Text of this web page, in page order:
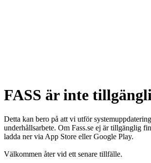
FASS är inte
Detta kan bero på att vi utför
underhållsarbete. Om Fass.se ej är tillgänglig
ladda ner via App Store eller Google Play.
Välkommen åter vid ett senare tillfälle.